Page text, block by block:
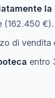
la
(162.450 €).
di vendita
entro